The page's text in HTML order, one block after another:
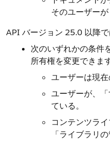
そのユーザー
API バージョン 25.0 以降
次のいずれかの条件
所有権を変更できます
ユーザーは現在
ユーザーが、
ている。
コンテンツラ
「ライブラリ